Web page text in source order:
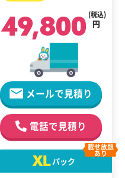
49,800 円
(税込)
メールで見積り
電話で見積り
XLパック
載せ放題
あり